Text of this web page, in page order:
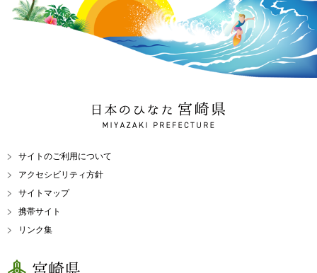
日本のひなた 宮崎県
MIYAZAKI PREFECTURE
サイトのご利用について
アクセシビリティ方針
サイトマップ
携帯サイト
リンク集
宮崎県